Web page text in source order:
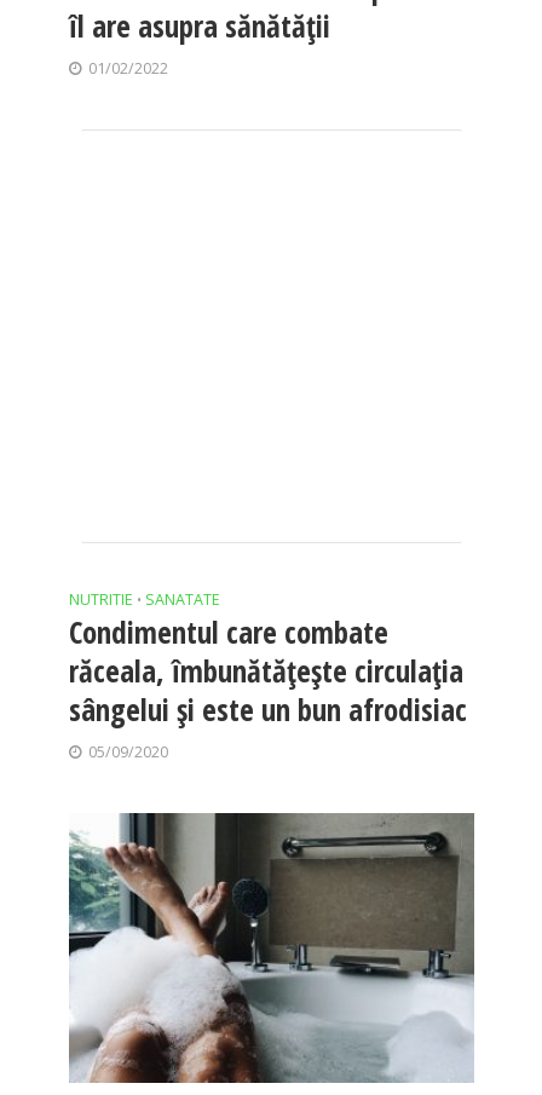
îl are asupra sănătății
01/02/2022
NUTRITIE • SANATATE
Condimentul care combate
răceala, îmbunătățește circulația
sângelui și este un bun afrodisiac
05/09/2020